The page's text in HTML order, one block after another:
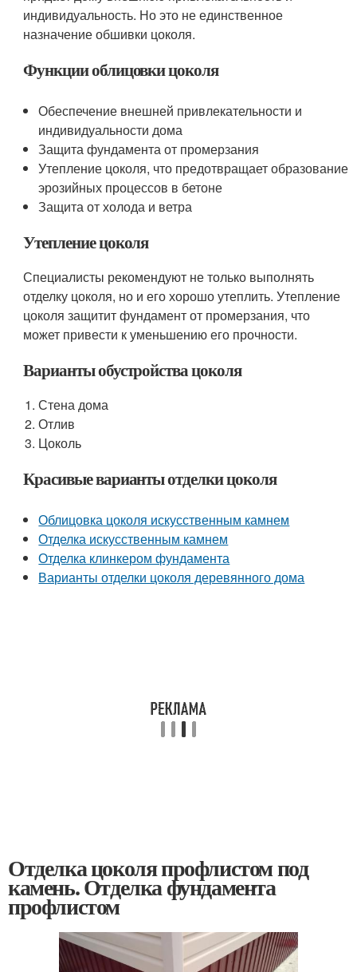
индивидуальность. Но это не единственное
назначение обшивки цоколя.
Функции облицовки цоколя
Обеспечение внешней привлекательности и
индивидуальности дома
Защита фундамента от промерзания
Утепление цоколя, что предотвращает образование
эрозийных процессов в бетоне
Защита от холода и ветра
Утепление цоколя
Специалисты рекомендуют не только выполнять
отделку цоколя, но и его хорошо утеплить. Утепление
цоколя защитит фундамент от промерзания, что
может привести к уменьшению его прочности.
Варианты обустройства цоколя
Стена дома
Отлив
Цоколь
Красивые варианты отделки цоколя
Облицовка цоколя искусственным камнем
Отделка искусственным камнем
Отделка клинкером фундамента
Варианты отделки цоколя деревянного дома
Отделка цоколя профлистом под
камень. Отделка фундамента
профлистом